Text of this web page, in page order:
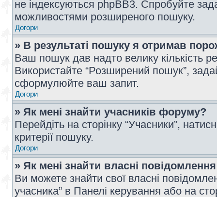
не індексуються phpBB3. Спробуйте
можливостями розширеного пошуку.
Догори
» В результаті пошуку я отримав
Ваш пошук дав надто велику кількість
Використайте “Розширений пошук”,
сформулюйте ваш запит.
Догори
» Як мені знайти учасників форуму?
Перейдіть на сторінку “Учасники”,
критерії пошуку.
Догори
» Як мені знайти власні
Ви можете знайти свої власні
учасника” в Панелі керування або на